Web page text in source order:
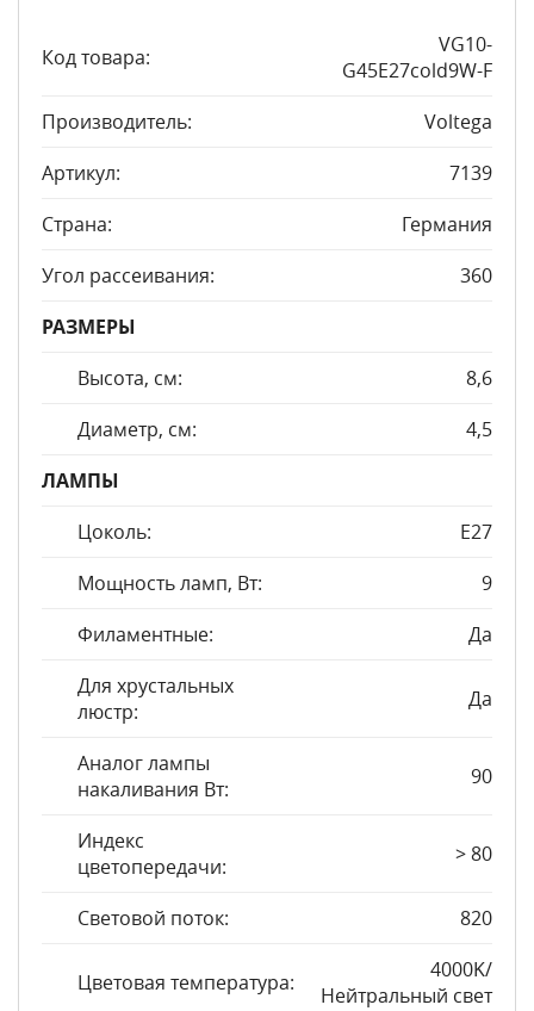
Код товара:
VG10-
G45E27cold9W-F
Производитель:
Voltega
Артикул:
7139
Страна:
Германия
Угол рассеивания:
360
РАЗМЕРЫ
Высота, см:
8,6
Диаметр, см:
4,5
ЛАМПЫ
Цоколь:
E27
Мощность ламп, Вт:
9
Филаментные:
Да
Для хрустальных
люстр:
Да
Аналог лампы
накаливания Вт:
90
Индекс
цветопередачи:
> 80
Световой поток: 820
Цветовая температура:
4000K/
Нейтральный свет